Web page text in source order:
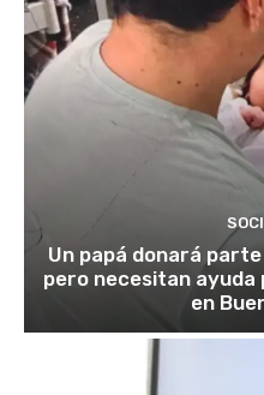
Un papá donará
pero necesitan
en